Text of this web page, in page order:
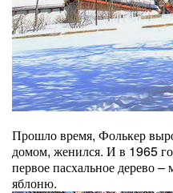
Прошло время, Фолькер
домом, женился. И в 1965
первое пасхальное дерево
яблоню.